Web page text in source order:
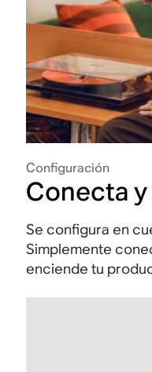
Configuración
Conecta
Se configura en
Simplemente
enciende tu